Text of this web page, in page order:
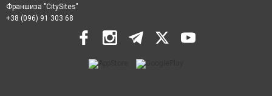
Франшиза "CitySites"
+38 (096) 91 303 68